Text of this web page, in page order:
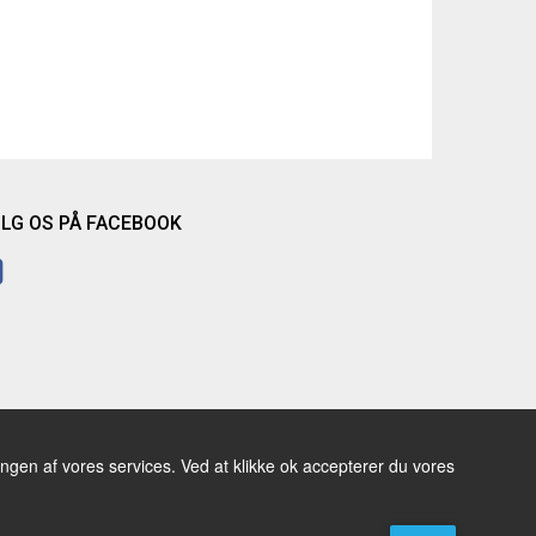
OS PÅ FACEBOOK
af vores services. Ved at klikke ok accepterer du vores